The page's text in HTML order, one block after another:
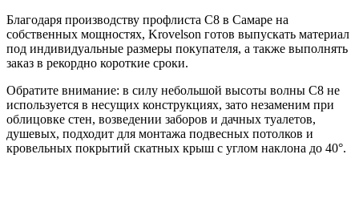
Благодаря производству профлиста С8 в Самаре на
собственных мощностях, Krovelson готов выпускать материал
под индивидуальные размеры покупателя, а также выполнять
заказ в рекордно короткие сроки.
Обратите внимание: в силу небольшой высоты волны С8 не
используется в несущих конструкциях, зато незаменим при
облицовке стен, возведении заборов и дачных туалетов,
душевых, подходит для монтажа подвесных потолков и
кровельных покрытий скатных крыш с углом наклона до 40°.